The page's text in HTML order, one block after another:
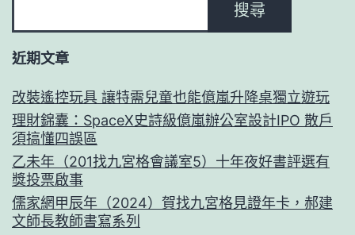
搜尋
近期文章
改裝遙控玩具 讓特需兒童也能億嵐升降桌獨立遊玩
理財錦囊：SpaceX史詩級億嵐辦公室設計IPO 散戶
須搞懂四誤區
乙未年（201找九宮格會議室5）十年夜好書評選有
獎投票啟事
儒家網甲辰年（2024）賀找九宮格見證年卡，郝建
文師長教師書寫系列